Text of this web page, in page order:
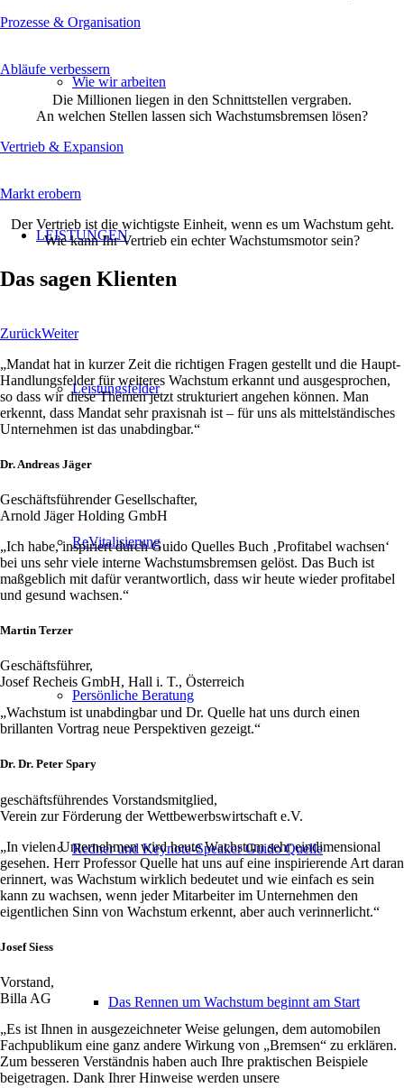
Wie wir arbeiten
LEISTUNGEN
Leistungsfelder
ReVitalisierung
Persönliche Beratung
Redner und Keynote-Speaker Guido Quelle
Das Rennen um Wachstum beginnt am Start
Prozesse & Organisation
Abläufe verbessern
Die Millionen liegen in den Schnittstellen vergraben.
An welchen Stellen lassen sich Wachstumsbremsen lösen?
Vertrieb & Expansion
Markt erobern
Der Vertrieb ist die wichtigste Einheit, wenn es um Wachstum geht.
Wie kann Ihr Vertrieb ein echter Wachstumsmotor sein?
Das sagen Klienten
ZurückWeiter
„Mandat hat in kurzer Zeit die richtigen Fragen gestellt und die Haupt-
Handlungsfelder für weiteres Wachstum erkannt und ausgesprochen,
so dass wir diese Themen jetzt strukturiert angehen können. Man
erkennt, dass Mandat sehr praxisnah ist – für uns als mittelständisches
Unternehmen ist das unabdingbar.“
Dr. Andreas Jäger
Geschäftsführender Gesellschafter,
Arnold Jäger Holding GmbH
„Ich habe, inspiriert durch Guido Quelles Buch ‚Profitabel wachsen‘
bei uns sehr viele interne Wachstumsbremsen gelöst. Das Buch ist
maßgeblich mit dafür verantwortlich, dass wir heute wieder profitabel
und gesund wachsen.“
Martin Terzer
Geschäftsführer,
Josef Recheis GmbH, Hall i. T., Österreich
„Wachstum ist unabdingbar und Dr. Quelle hat uns durch einen
brillanten Vortrag neue Perspektiven gezeigt.“
Dr. Dr. Peter Spary
geschäftsführendes Vorstandsmitglied,
Verein zur Förderung der Wettbewerbswirtschaft e.V.
„In vielen Unternehmen wird heute Wachstum sehr eindimensional
gesehen. Herr Professor Quelle hat uns auf eine inspirierende Art daran
erinnert, was Wachstum wirklich bedeutet und wie einfach es sein
kann zu wachsen, wenn jeder Mitarbeiter im Unternehmen den
eigentlichen Sinn von Wachstum erkennt, aber auch verinnerlicht.“
Josef Siess
Vorstand,
Billa AG
„Es ist Ihnen in ausgezeichneter Weise gelungen, dem automobilen
Fachpublikum eine ganz andere Wirkung von „Bremsen“ zu erklären.
Zum besseren Verständnis haben auch Ihre praktischen Beispiele
beigetragen. Dank Ihrer Hinweise werden unsere